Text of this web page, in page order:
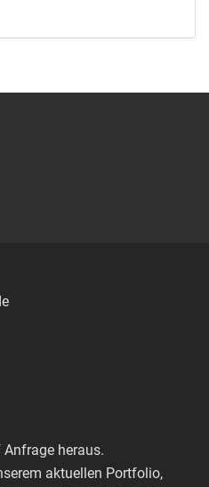
heraus.
aktuellen Portfolio,